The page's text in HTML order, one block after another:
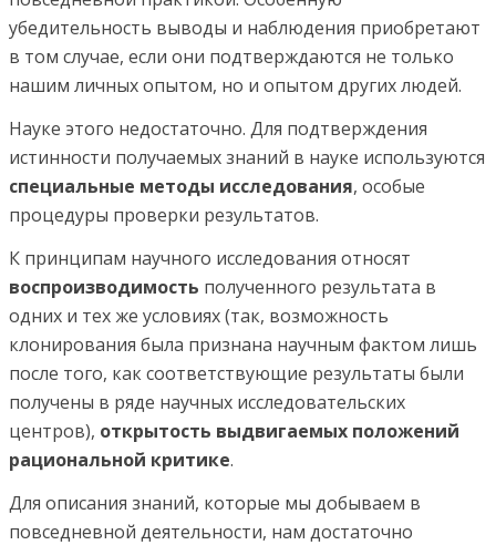
убедительность выводы и наблюдения приобретают
в том случае, если они подтверждаются не только
нашим личных опытом, но и опытом других людей.
Науке этого недостаточно. Для подтверждения
истинности получаемых знаний в науке используются
специальные методы исследования, особые
процедуры проверки результатов.
К принципам научного исследования относят
воспроизводимость полученного результата в
одних и тех же условиях (так, возможность
клонирования была признана научным фактом лишь
после того, как соответствующие результаты были
получены в ряде научных исследовательских
центров), открытость выдвигаемых положений
рациональной критике.
Для описания знаний, которые мы добываем в
повседневной деятельности, нам достаточно